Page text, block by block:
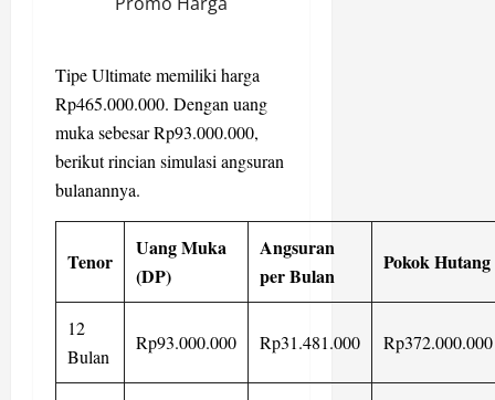
Tipe Ultimate memiliki harga
Rp465.000.000. Dengan uang
muka sebesar Rp93.000.000,
berikut rincian simulasi angsuran
bulanannya.
Tenor
Uang Muka
(DP)
Angsuran
per Bulan
Pokok Hutang
12
Bulan
Rp93.000.000 Rp31.481.000 Rp372.000.000